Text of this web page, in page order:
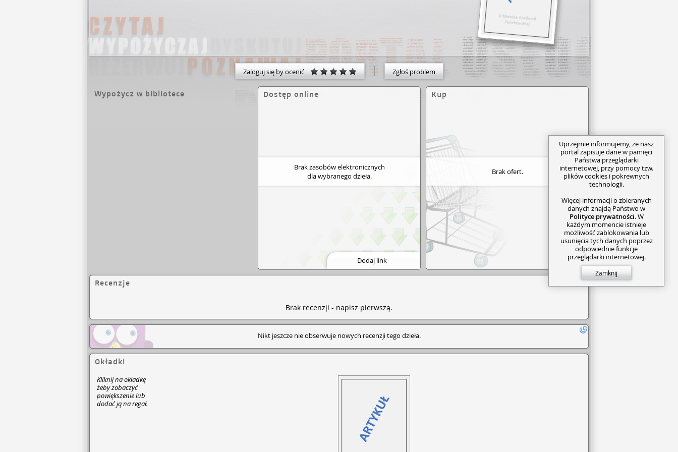
Zaloguj się by ocenić Zgłoś problem
Wypożycz w bibliotece Dostęp online
Brak zasobów elektronicznych
dla wybranego dzieła.
Dodaj link
Kup
Brak ofert.
Recenzje
Brak recenzji - napisz pierwszą.
Nikt jeszcze nie obserwuje nowych recenzji tego dzieła.
Okładki
Kliknij na okładkę
żeby zobaczyć
powiększenie lub
dodać ją na regał.
Uprzejmie informujemy, że nasz
portal zapisuje dane w pamięci
Państwa przeglądarki
internetowej, przy pomocy tzw.
plików cookies i pokrewnych
technologii.
Więcej informacji o zbieranych
danych znajdą Państwo w
Polityce prywatności. W
każdym momencie istnieje
możliwość zablokowania lub
usunięcia tych danych poprzez
odpowiednie funkcje
przeglądarki internetowej.
Zamknij